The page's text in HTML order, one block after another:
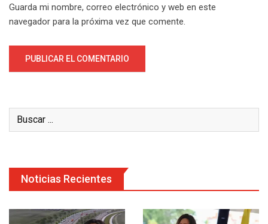
Guarda mi nombre, correo electrónico y web en este
navegador para la próxima vez que comente.
Noticias Recientes